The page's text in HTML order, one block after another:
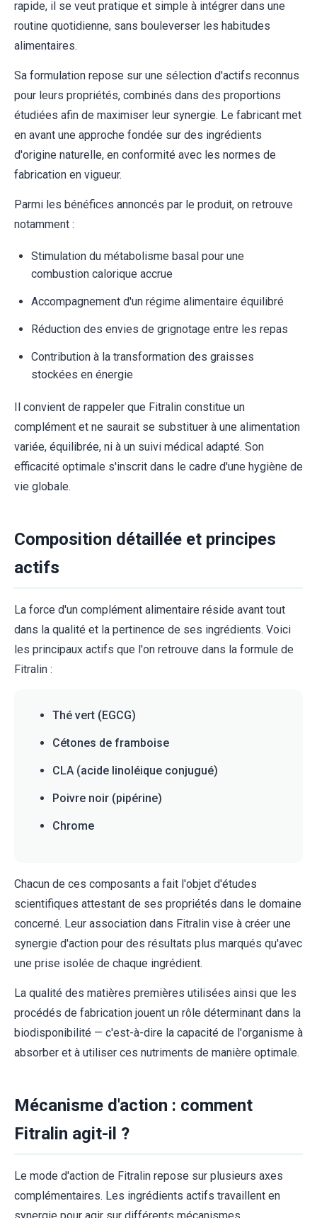
rapide, il se veut pratique et simple à intégrer dans une
routine quotidienne, sans bouleverser les habitudes
alimentaires.
Sa formulation repose sur une sélection d'actifs reconnus
pour leurs propriétés, combinés dans des proportions
étudiées afin de maximiser leur synergie. Le fabricant met
en avant une approche fondée sur des ingrédients
d'origine naturelle, en conformité avec les normes de
fabrication en vigueur.
Parmi les bénéfices annoncés par le produit, on retrouve
notamment :
Stimulation du métabolisme basal pour une
combustion calorique accrue
Accompagnement d'un régime alimentaire équilibré
Réduction des envies de grignotage entre les repas
Contribution à la transformation des graisses
stockées en énergie
Il convient de rappeler que Fitralin constitue un
complément et ne saurait se substituer à une alimentation
variée, équilibrée, ni à un suivi médical adapté. Son
efficacité optimale s'inscrit dans le cadre d'une hygiène de
vie globale.
Composition détaillée et principes
actifs
La force d'un complément alimentaire réside avant tout
dans la qualité et la pertinence de ses ingrédients. Voici
les principaux actifs que l'on retrouve dans la formule de
Fitralin :
Thé vert (EGCG)
Cétones de framboise
CLA (acide linoléique conjugué)
Poivre noir (pipérine)
Chrome
Chacun de ces composants a fait l'objet d'études
scientifiques attestant de ses propriétés dans le domaine
concerné. Leur association dans Fitralin vise à créer une
synergie d'action pour des résultats plus marqués qu'avec
une prise isolée de chaque ingrédient.
La qualité des matières premières utilisées ainsi que les
procédés de fabrication jouent un rôle déterminant dans la
biodisponibilité — c'est-à-dire la capacité de l'organisme à
absorber et à utiliser ces nutriments de manière optimale.
Mécanisme d'action : comment
Fitralin agit-il ?
Le mode d'action de Fitralin repose sur plusieurs axes
complémentaires. Les ingrédients actifs travaillent en